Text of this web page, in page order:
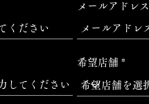
メールアドレス
希望店舗